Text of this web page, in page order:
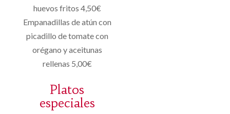
huevos fritos 4,50€
Empanadillas de atún con
picadillo de tomate con
orégano y aceitunas
rellenas 5,00€
Platos
especiales